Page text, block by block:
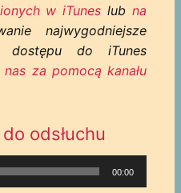
w iTunes lubna
najwygodniejsze
dostępu do iTunes
za pomocą kanału
odsłuchu
00:00